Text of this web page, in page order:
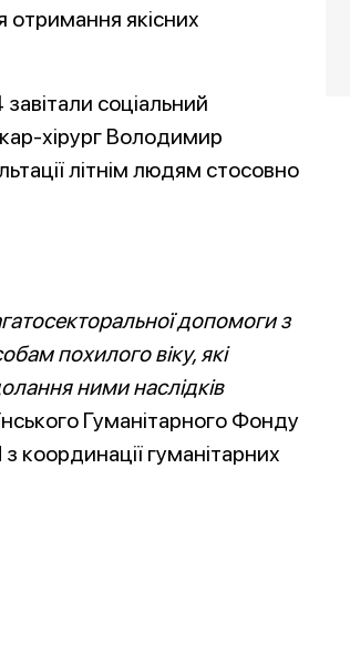
отримання якісних
соціальний
хірург Володимир
літнім людям стосовно
допомоги з
похилого віку, які
ними наслідків
Гуманітарного Фонду
координації гуманітарних